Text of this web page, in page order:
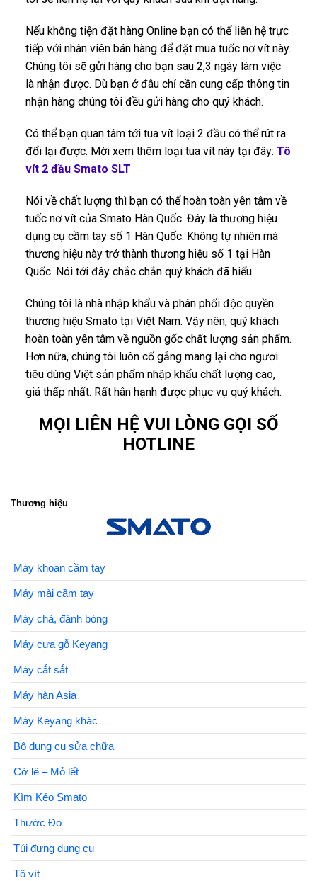
Nếu không tiện đặt hàng Online bạn có thể liên hệ trực
tiếp với nhân viên bán hàng để đặt mua tuốc nơ vít này.
Chúng tôi sẽ gửi hàng cho bạn sau 2,3 ngày làm việc
là nhận được. Dù bạn ở đâu chỉ cần cung cấp thông tin
nhận hàng chúng tôi đều gửi hàng cho quý khách.
Có thể bạn quan tâm tới tua vít loại 2 đầu có thể rút ra
đổi lại được. Mời xem thêm loại tua vít này tại đây: Tô
vít 2 đầu Smato SLT
Nói về chất lượng thì bạn có thể hoàn toàn yên tâm về
tuốc nơ vít của Smato Hàn Quốc. Đây là thương hiệu
dụng cụ cầm tay số 1 Hàn Quốc. Không tự nhiên mà
thương hiệu này trở thành thương hiệu số 1 tại Hàn
Quốc. Nói tới đây chắc chắn quý khách đã hiểu.
Chúng tôi là nhà nhập khẩu và phân phối độc quyền
thương hiệu Smato tại Việt Nam. Vậy nên, quý khách
hoàn toàn yên tâm về nguồn gốc chất lượng sản phẩm.
Hơn nữa, chúng tôi luôn cố gắng mang lại cho ngươi
tiêu dùng Việt sản phẩm nhập khẩu chất lượng cao,
giá thấp nhất. Rất hân hạnh được phục vụ quý khách.
MỌI LIÊN HỆ VUI LÒNG GỌI SỐ
HOTLINE
Thương hiệu
Máy khoan cầm tay
Máy mài cầm tay
Máy chà, đánh bóng
Máy cưa gỗ Keyang
Máy cắt sắt
Máy hàn Asia
Máy Keyang khác
Bộ dụng cụ sửa chữa
Cờ lê – Mỏ lết
Kìm Kéo Smato
Thước Đo
Túi đựng dụng cụ
Tô vít